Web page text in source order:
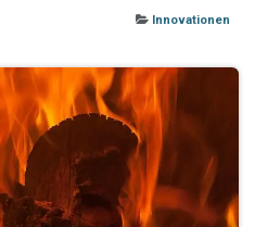
Innovationen